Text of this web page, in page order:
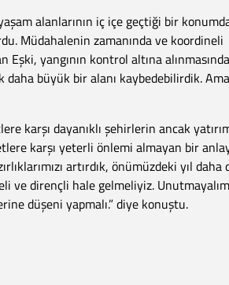
alanlarının iç içe geçtiği bir
Müdahalenin zamanında ve koordineli
yangının kontrol altına
büyük bir alanı kaybedebilirdik.
karşı dayanıklı şehirlerin ancak
karşı yeterli önlemi almayan bir
artırdık, önümüzdeki yıl daha
ve dirençli hale gelmeliyiz.
düşeni yapmalı.” diye konuştu.